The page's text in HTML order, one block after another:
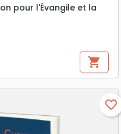
pour l'Évangile et la
shopping_cart
favorite_border